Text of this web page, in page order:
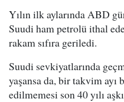
Yılın ilk aylarında ABD
Suudi ham petrolü ithal
rakam sıfıra geriledi.
Suudi sevkiyatlarında
yaşansa da, bir takvim
edilmemesi son 40 yılı